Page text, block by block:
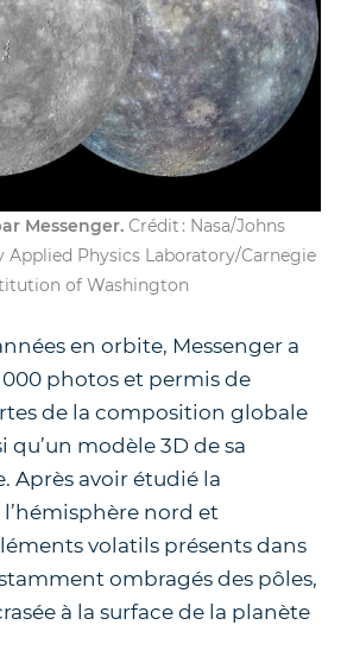
Messenger. Crédit : Nasa/Johns
Applied Physics Laboratory/Carnegie
of Washington
en orbite, Messenger a
000 photos et permis de
de la composition globale
qu’un modèle 3D de sa
Après avoir étudié la
nord et
volatils présents dans
ombragés des pôles,
à la surface de la planète